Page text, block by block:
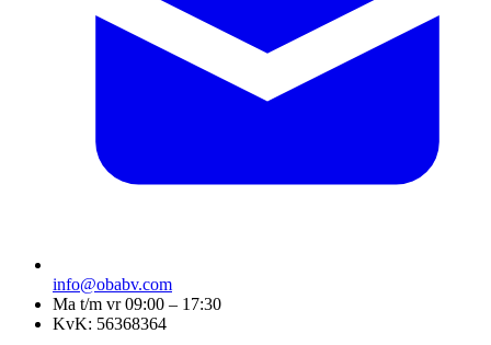
info@obabv.com
Ma t/m vr 09:00 – 17:30
KvK: 56368364